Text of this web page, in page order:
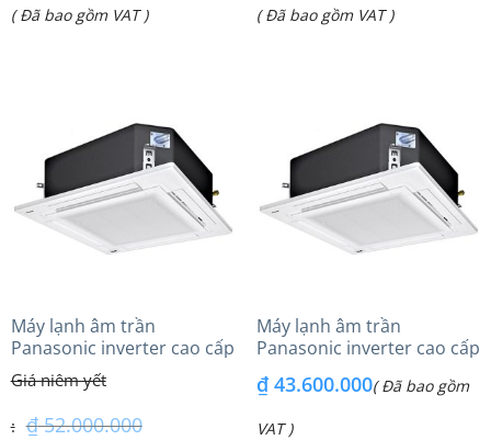
là:
Giá
₫ 24.600.000.
( Đã bao gồm VAT )
là:
Giá
₫ 53.200.000.
( Đã bao gồm VAT )
Máy lạnh âm trần
Panasonic inverter cao cấp
(5.0Hp) S-3448PU3HA/U-
43PRH1H8 – 3 Pha
₫52.000.000
Máy lạnh âm trần
Panasonic inverter cao cấp
48PRH1H8 – 3 Pha
₫43.600.000( Đã bao gồm
VAT )